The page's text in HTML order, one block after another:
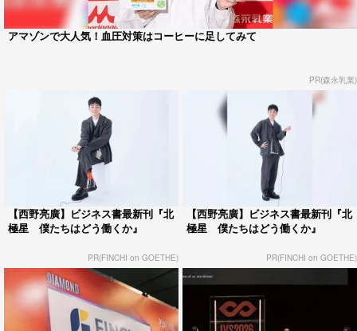
アマゾンで大人気！血圧対策はコーヒーに足してみて
PR(森永乳業)
【西野亮廣】ビジネス書最新刊『北
極星 僕たちはどう働くか』
PR(FINCHI on GOETHE)
【西野亮廣】ビジネス書最新刊『北
極星 僕たちはどう働くか』
PR(FINCHI on GOETHE)